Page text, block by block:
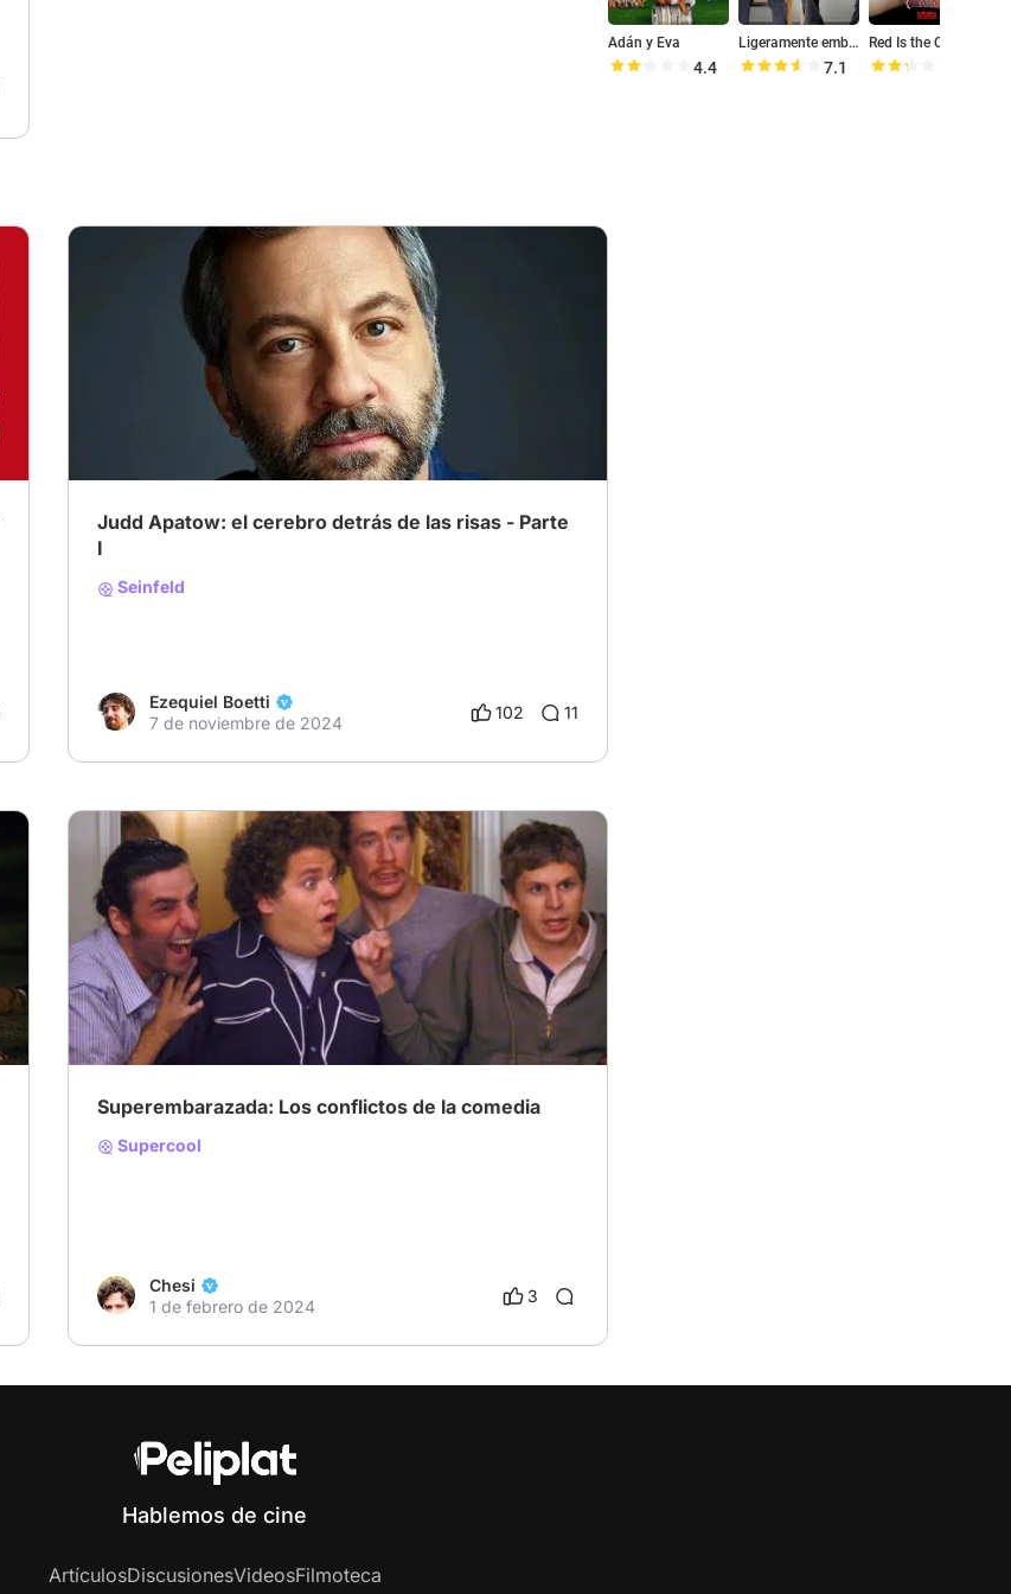
Judd Apatow: el cerebro detrás de las risas - Parte
I
Seinfeld
Ezequiel Boetti
7 de noviembre de 2024
102 11
Superembarazada: Los conflictos de la comedia
Supercool
Chesi
1 de febrero de 2024
3
Adán y Eva
4.4
Ligeramente embarazada
7.1
Red Is the Color Of
Hablemos de cine
ArtículosDiscusionesVideosFilmoteca